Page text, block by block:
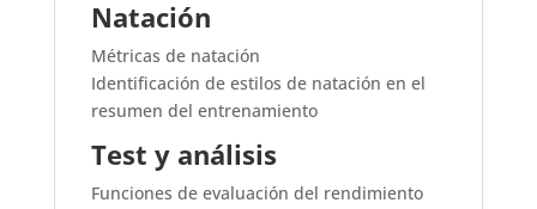
Natación
Métricas de natación
Identificación de estilos de natación en el
resumen del entrenamiento
Test y análisis
Funciones de evaluación del rendimiento